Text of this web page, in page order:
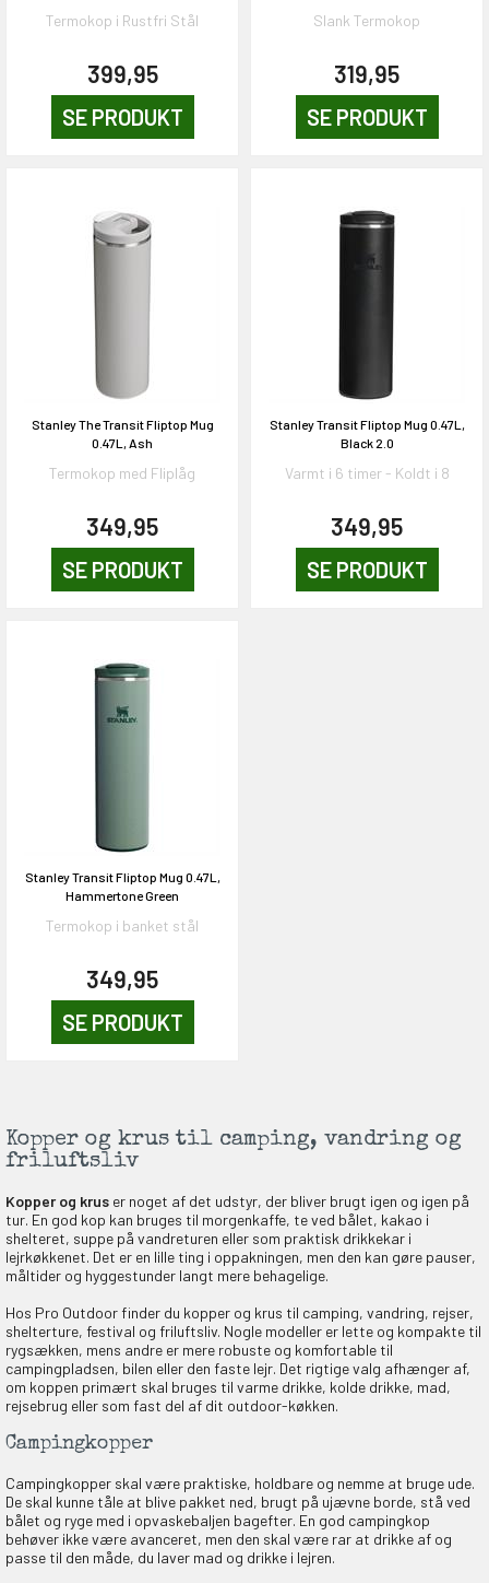
Termokop i Rustfri Stål
399,95
SE PRODUKT
Slank Termokop
319,95
SE PRODUKT
Stanley The Transit Fliptop Mug
0.47L, Ash
Termokop med Fliplåg
349,95
SE PRODUKT
Stanley Transit Fliptop Mug 0.47L,
Black 2.0
Varmt i 6 timer - Koldt i 8
349,95
SE PRODUKT
Stanley Transit Fliptop Mug 0.47L,
Hammertone Green
Termokop i banket stål
349,95
SE PRODUKT
Kopper og krus til camping, vandring og
friluftsliv
Kopper og krus er noget af det udstyr, der bliver brugt igen og igen på
tur. En god kop kan bruges til morgenkaffe, te ved bålet, kakao i
shelteret, suppe på vandreturen eller som praktisk drikkekar i
lejrkøkkenet. Det er en lille ting i oppakningen, men den kan gøre pauser,
måltider og hyggestunder langt mere behagelige.
Hos Pro Outdoor finder du kopper og krus til camping, vandring, rejser,
shelterture, festival og friluftsliv. Nogle modeller er lette og kompakte til
rygsækken, mens andre er mere robuste og komfortable til
campingpladsen, bilen eller den faste lejr. Det rigtige valg afhænger af,
om koppen primært skal bruges til varme drikke, kolde drikke, mad,
rejsebrug eller som fast del af dit outdoor-køkken.
Campingkopper
Campingkopper skal være praktiske, holdbare og nemme at bruge ude.
De skal kunne tåle at blive pakket ned, brugt på ujævne borde, stå ved
bålet og ryge med i opvaskebaljen bagefter. En god campingkop
behøver ikke være avanceret, men den skal være rar at drikke af og
passe til den måde, du laver mad og drikke i lejren.
PÅ
gang
VIND!
DELTAG!
NEJ TAK!